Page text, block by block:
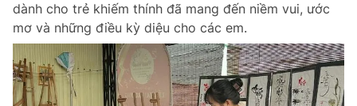
dành cho trẻ khiếm thính đã mang đến niềm vui, ước
mơ và những điều kỳ diệu cho các em.